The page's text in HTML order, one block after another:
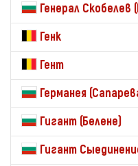
Генерал Скобелев
Генк
Гент
Германея
Гигант (Белене)
Гигант